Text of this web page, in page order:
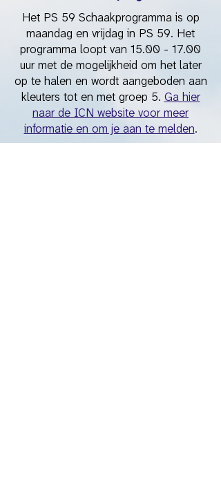
Het PS 59 Schaakprogramma is op
maandag en vrijdag in PS 59. Het
programma loopt van 15.00 - 17.00
uur met de mogelijkheid om het later
op te halen en wordt aangeboden aan
kleuters tot en met groep 5. Ga hier
naar de ICN website voor meer
informatie en om je aan te melden.